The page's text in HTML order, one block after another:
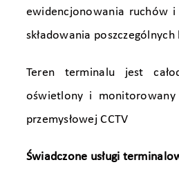
ewidencjonowania ruchów i
składowania
Teren terminalu jest
oświetlony i monitorowany
przemysłowej CCTV
Świadczone usługi